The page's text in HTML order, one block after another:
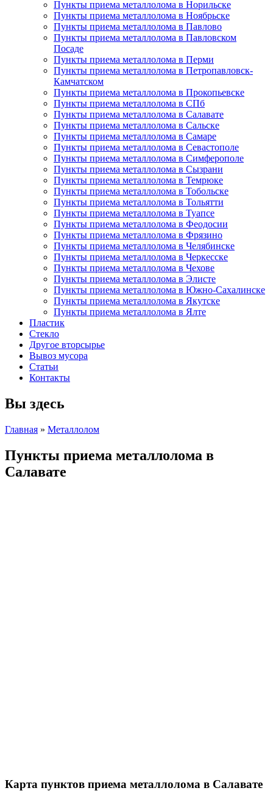
Пункты приема металлолома в Норильске
Пункты приема металлолома в Ноябрьске
Пункты приема металлолома в Павлово
Пункты приема металлолома в Павловском
Посаде
Пункты приема металлолома в Перми
Пункты приема металлолома в Петропавловск-
Камчатском
Пункты приема металлолома в Прокопьевске
Пункты приема металлолома в СПб
Пункты приема металлолома в Салавате
Пункты приема металлолома в Сальске
Пункты приема металлолома в Самаре
Пункты приема металлолома в Севастополе
Пункты приема металлолома в Симферополе
Пункты приема металлолома в Сызрани
Пункты приема металлолома в Темрюке
Пункты приема металлолома в Тобольске
Пункты приема металлолома в Тольятти
Пункты приема металлолома в Туапсе
Пункты приема металлолома в Феодосии
Пункты приема металлолома в Фрязино
Пункты приема металлолома в Челябинске
Пункты приема металлолома в Черкесске
Пункты приема металлолома в Чехове
Пункты приема металлолома в Элисте
Пункты приема металлолома в Южно-Сахалинске
Пункты приема металлолома в Якутске
Пункты приема металлолома в Ялте
Пластик
Стекло
Другое вторсырье
Вывоз мусора
Статьи
Контакты
Вы здесь
Главная » Металлолом
Пункты приема металлолома в
Салавате
Карта пунктов приема металлолома в Салавате